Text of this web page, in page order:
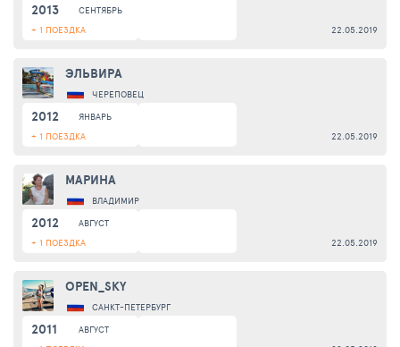
2013
СЕНТЯБРЬ
+ 1 ПОЕЗДКА
22.05.2019
ЭЛЬВИРА
ЧЕРЕПОВЕЦ
2012
ЯНВАРЬ
+ 1 ПОЕЗДКА
22.05.2019
МАРИНА
ВЛАДИМИР
2012
АВГУСТ
+ 1 ПОЕЗДКА
22.05.2019
OPEN_SKY
САНКТ-ПЕТЕРБУРГ
2011
АВГУСТ